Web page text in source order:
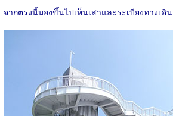
จากตรงนี้มองขึ้นไปเห็นเสาและระเบียงทางเดิน